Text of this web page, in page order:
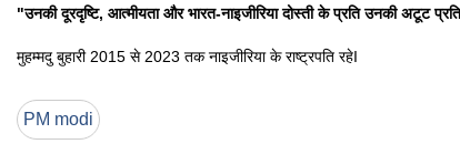
"उनकी दूरदृष्टि, आत्मीयता और भारत-नाइजीरिया दोस्ती के प्रति उनकी अटूट
मुहम्मदु बुहारी 2015 से 2023 तक नाइजीरिया के राष्ट्रपति रहेI
PM modi